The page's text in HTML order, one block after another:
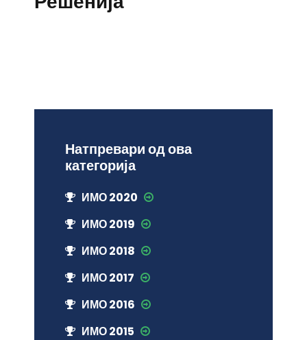
Натпревари од ова
категорија
ИМО 2020
ИМО 2019
ИМО 2018
ИМО 2017
ИМО 2016
ИМО 2015